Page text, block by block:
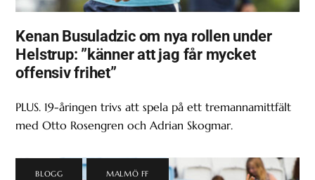
Kenan Busuladzic om nya rollen under
Helstrup: ”känner att jag får mycket
offensiv frihet”
PLUS. 19-åringen trivs att spela på ett tremannamittfält
med Otto Rosengren och Adrian Skogmar.
BLOGG MALMÖ FF